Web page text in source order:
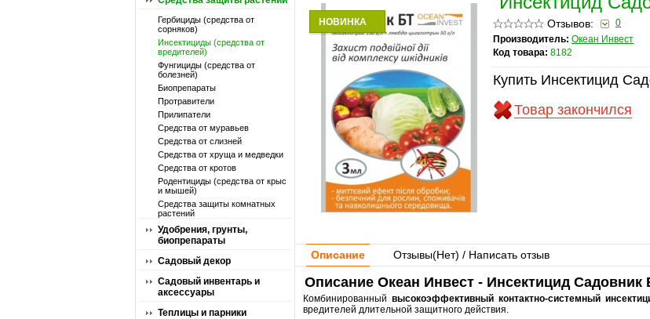
Гербициды (средства от
сорняков)
Инсектициды (средства от
вредителей)
Фунгициды (средства от
болезней)
Биопрепараты
Протравители
Прилипатели
Средства от муравьев
Средства от слизней
Средства от хруща и медведки
Средства от кротов
Родентициды (средства от крыс
и мышей)
Средства защиты комнатных
растений
Удобрения, грунты,
биопрепараты
Садовый декор
Садовый инвентарь и
аксессуары
Теплицы и парники
НОВИНКА Отзывов:
0
Производитель: Океан Инвест
Код товара: 8182
Купить Инсектицид
Товар закончился
Описание Отзывы(Нет) / Написать отзыв
Описание Океан Инвест - Инсектицид Садовник
Комбинированный высокоэффективный контактно-системный
вредителей длительной защитного действия.